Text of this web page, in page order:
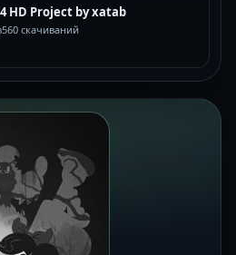
HD Project by xatab
560 скачиваний